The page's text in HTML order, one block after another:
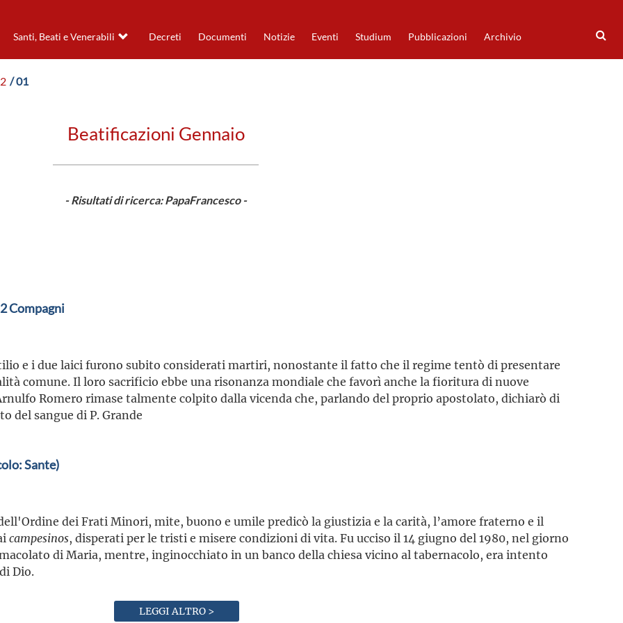
Santi, Beati e Venerabili Decreti Documenti Notizie Eventi Studium Pubblicazioni Archivio
/ 01
Beatificazioni Gennaio
- Risultati di ricerca: PapaFrancesco -
Compagni
e i due laici furono subito considerati martiri, nonostante il fatto che il regime tentò di presentare
comune. Il loro sacrificio ebbe una risonanza mondiale che favorì anche la fioritura di nuove
Romero rimase talmente colpito dalla vicenda che, parlando del proprio apostolato, dichiarò di
del sangue di P. Grande
Sante)
dei Frati Minori, mite, buono e umile predicò la giustizia e la carità, l’amore fraterno e il
campesinos, disperati per le tristi e misere condizioni di vita. Fu ucciso il 14 giugno del 1980, nel giorno
di Maria, mentre, inginocchiato in un banco della chiesa vicino al tabernacolo, era intento
Dio.
LEGGI ALTRO >